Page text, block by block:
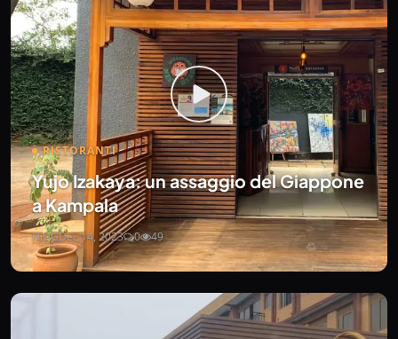
RISTORANTI
Yujo Izakaya: un assaggio del Giappone
a Kampala
HiUGDec 14, 2023 0 49